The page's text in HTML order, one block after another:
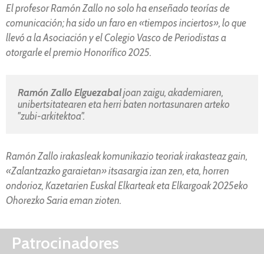
El profesor Ramón Zallo no solo ha enseñado teorías de
comunicación; ha sido un faro en «tiempos inciertos», lo que
llevó a la Asociación y el Colegio Vasco de Periodistas a
otorgarle el premio Honorífico 2025.
Ramón Zallo Elguezabal joan zaigu, akademiaren,
unibertsitatearen eta herri baten nortasunaren arteko
"zubi-arkitektoa".
Ramón Zallo irakasleak komunikazio teoriak irakasteaz gain,
«Zalantzazko garaietan» itsasargia izan zen, eta, horren
ondorioz, Kazetarien Euskal Elkarteak eta Elkargoak 2025eko
Ohorezko Saria eman zioten.
Patrocinadores